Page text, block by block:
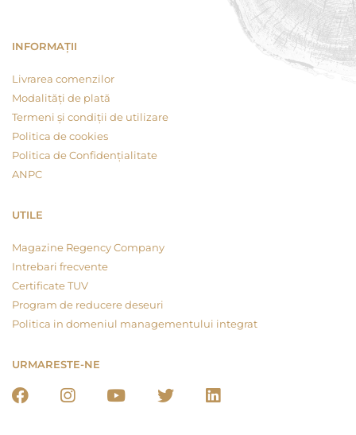
INFORMAȚII
Livrarea comenzilor
Modalități de plată
Termeni și condiții de utilizare
Politica de cookies
Politica de Confidențialitate
ANPC
UTILE
Magazine Regency Company
Intrebari frecvente
Certificate TUV
Program de reducere deseuri
Politica in domeniul managementului integrat
URMARESTE-NE